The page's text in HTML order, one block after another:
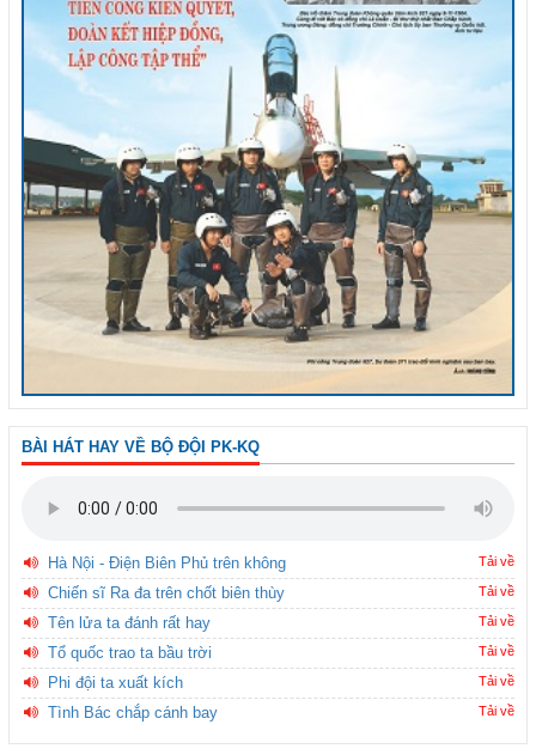
BÀI HÁT HAY VỀ BỘ ĐỘI PK-KQ
Hà Nội - Điện Biên Phủ trên không Tải về
Chiến sĩ Ra đa trên chốt biên thùy Tải về
Tên lửa ta đánh rất hay Tải về
Tổ quốc trao ta bầu trời Tải về
Phi đội ta xuất kích Tải về
Tình Bác chắp cánh bay Tải về